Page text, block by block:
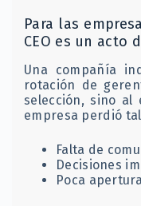
Para las
CEO es un acto
Una compañía
rotación de
selección, sino al
empresa perdió
Falta de
Decisiones
Poca